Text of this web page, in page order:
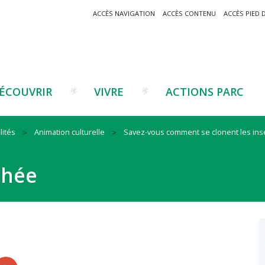
ACCÈS NAVIGATION ACCÈS CONTENU ACCÈS PIED
VIVRE
marque Valeurs Parc
ACTIONS PARC
Filières émergentes
Animation culturelle
Savez-vous comment se clonent les